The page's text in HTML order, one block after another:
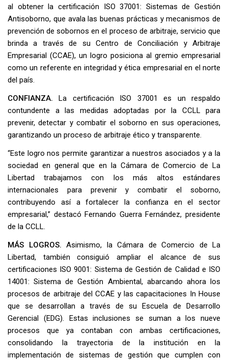
al obtener la certificación ISO 37001: Sistemas de Gestión
Antisoborno, que avala las buenas prácticas y mecanismos de
prevención de sobornos en el proceso de arbitraje, servicio que
brinda a través de su Centro de Conciliación y Arbitraje
Empresarial (CCAE), un logro posiciona al gremio empresarial
como un referente en integridad y ética empresarial en el norte
del país.
CONFIANZA. La certificación ISO 37001 es un respaldo
contundente a las medidas adoptadas por la CCLL para
prevenir, detectar y combatir el soborno en sus operaciones,
garantizando un proceso de arbitraje ético y transparente.
“Este logro nos permite garantizar a nuestros asociados y a la
sociedad en general que en la Cámara de Comercio de La
Libertad trabajamos con los más altos estándares
internacionales para prevenir y combatir el soborno,
contribuyendo así a fortalecer la confianza en el sector
empresarial,” destacó Fernando Guerra Fernández, presidente
de la CCLL.
MÁS LOGROS. Asimismo, la Cámara de Comercio de La
Libertad, también consiguió ampliar el alcance de sus
certificaciones ISO 9001: Sistema de Gestión de Calidad e ISO
14001: Sistema de Gestión Ambiental, abarcando ahora los
procesos de arbitraje del CCAE y las capacitaciones In House
que se desarrollan a través de su Escuela de Desarrollo
Gerencial (EDG). Estas inclusiones se suman a los nueve
procesos que ya contaban con ambas certificaciones,
consolidando la trayectoria de la institución en la
implementación de sistemas de gestión que cumplen con